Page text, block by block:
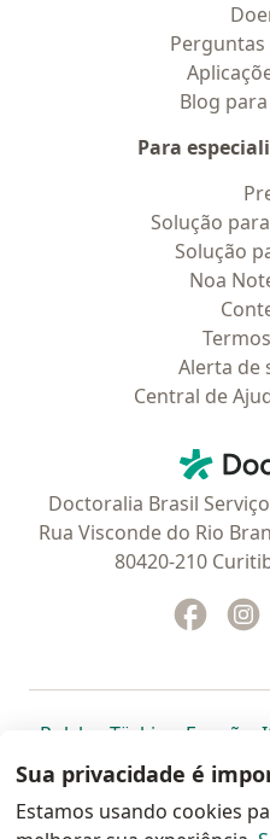
Blog
Para
Solução
Solução
Noa
Alerta de
Central de
Doctoralia Brasil
Rua Visconde do Rio
80420-210
abre
Polska abre num novo
Türkiye abre
España
Portugal abre num
, México abre
,
Sua privacidade é
Estamos usando cookies